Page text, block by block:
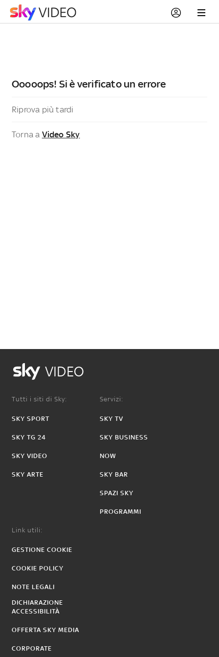
Ooooops! Si è verificato un errore
Riprova più tardi
Torna a Video Sky
VIDEO
Tutti i siti di Sky:
SKY SPORT
SKY TG 24
SKY VIDEO
SKY ARTE
Servizi:
SKY TV
SKY BUSINESS
NOW
SKY BAR
SPAZI SKY
PROGRAMMI
Link utili:
GESTIONE COOKIE
COOKIE POLICY
NOTE LEGALI
DICHIARAZIONE
ACCESSIBILITÀ
OFFERTA SKY MEDIA
CORPORATE